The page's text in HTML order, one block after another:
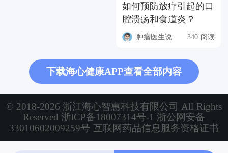
如何预防放疗引起的口
腔溃疡和食道炎？
肿瘤医生说 340 阅读
下载海心健康APP查看全部内容
© 2018-2026 浙江海心智惠科技有限公司 All Rights
Reserved 浙ICP备18007314号-1 浙公网安备
33010602009259号 互联网药品信息服务资格证书